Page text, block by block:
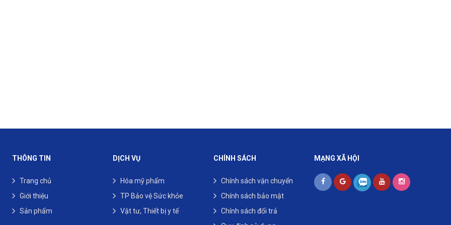
THÔNG TIN
Trang chủ
Giới thiệu
Sản phẩm
DỊCH VỤ
Hóa mỹ phẩm
TP Bảo vệ Sức khỏe
Vật tư, Thiết bị y tế
CHÍNH SÁCH
Chính sách vận chuyển
Chính sách bảo mật
Chính sách đổi trả
MẠNG XÃ HỘI